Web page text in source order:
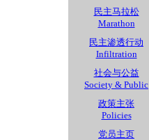
民主马拉松
Marathon
民主渗透行动
Infiltration
社会与公益
Society & Public
政策主张
Policies
党员主页